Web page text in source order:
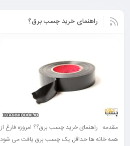
راهنمای خرید چسب برق؟
مقدمه راهنمای خرید چسب برق؟؟ امروزه فارغ
همه خانه ها حداقل یک چسب برق یافت می شود.